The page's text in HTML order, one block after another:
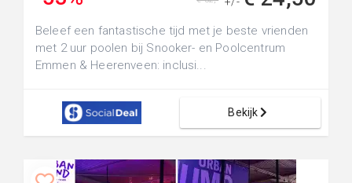
Beleef een fantastische tijd met je beste vrienden
met 2 uur poolen bij Snooker- en Poolcentrum
Emmen & Heerenveen: inclusi...
Bekijk